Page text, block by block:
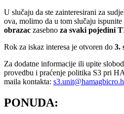
U slučaju da ste zainteresirani za
ova, molimo da u tom slučaju ispunite
obrazac zasebno za svaki pojedini
Rok za iskaz interesa je otvoren do 3.
Za dodatne informacije ili upite
provedbu i praćenje politika S3 pri
maila kontakta:
PONUDA: